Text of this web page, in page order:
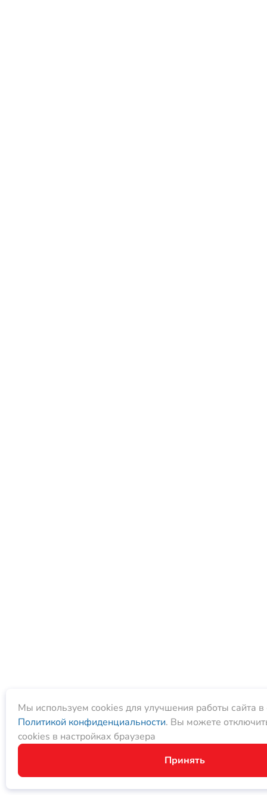
Мы используем cookies для улучшения работы сайта в
Политикой конфиденциальности. Вы можете
cookies в настройках браузера
Принять